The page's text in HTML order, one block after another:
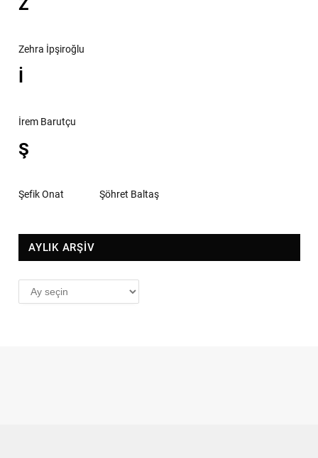
Z
Zehra İpşiroğlu
İ
İrem Barutçu
Ş
Şefik Onat Şöhret Baltaş
AYLIK ARŞİV
AYLIK
ARŞİV